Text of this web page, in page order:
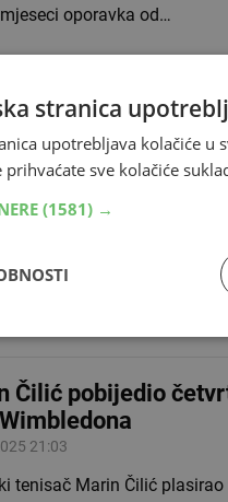
oporavka od…
pohvalio Čilića:
08:34
Britanca Jacka Drapera
Unatoč izazovima
Čilić pobijedio
21:03
tenisač Marin Čilić
stranica
upotrebljava kolačiće
sve kolačiće
(1581) →